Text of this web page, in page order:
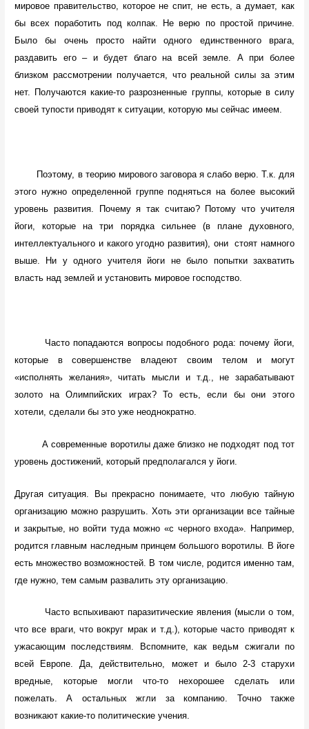
мировое правительство, которое не спит, не есть, а думает, как
бы всех поработить под колпак. Не верю по простой причине.
Было бы очень просто найти одного единственного врага,
раздавить его – и будет благо на всей земле. А при более
близком рассмотрении получается, что реальной силы за этим
нет. Получаются какие-то разрозненные группы, которые в силу
своей тупости приводят к ситуации, которую мы сейчас имеем.
Поэтому, в теорию мирового заговора я слабо верю. Т.к. для
этого нужно определенной группе подняться на более высокий
уровень развития. Почему я так считаю? Потому что учителя
йоги, которые на три порядка сильнее (в плане духовного,
интеллектуального и какого угодно развития), они
стоят намного
выше. Ни у одного учителя йоги не было попытки захватить
власть над землей и установить мировое господство.
Часто попадаются вопросы подобного рода: почему йоги,
которые в совершенстве владеют своим телом и могут
«исполнять желания», читать мысли и т.д., не зарабатывают
золото на Олимпийских играх? То есть, если бы они этого
хотели, сделали бы это уже неоднократно.
А современные воротилы даже близко не подходят под тот
уровень достижений, который предполагался у йоги.
Другая ситуация. Вы прекрасно понимаете, что любую тайную
организацию можно разрушить. Хоть эти организации все тайные
и закрытые, но войти туда можно «с черного входа». Например,
родится главным наследным принцем большого воротилы. В йоге
есть множество возможностей. В том числе, родится именно там,
где нужно, тем самым развалить эту организацию.
Часто вспыхивают паразитические явления (мысли о том,
что все враги, что вокруг мрак и т.д.), которые часто приводят к
ужасающим последствиям. Вспомните, как ведьм сжигали по
всей Европе. Да, действительно, может и было 2-3 старухи
вредные, которые могли что-то нехорошее сделать или
пожелать. А остальных жгли за компанию. Точно также
возникают какие-то политические учения.